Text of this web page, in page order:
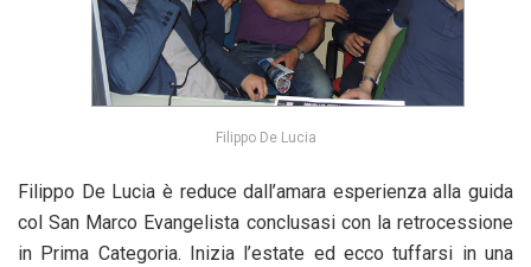
Filippo De Lucia
Filippo De Lucia è reduce dall’amara esperienza alla guida
col San Marco Evangelista conclusasi con la retrocessione
in Prima Categoria. Inizia l’estate ed ecco tuffarsi in una